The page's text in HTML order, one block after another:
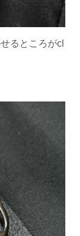
るところがcl